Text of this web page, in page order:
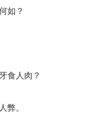
如？
食人肉？
弊。